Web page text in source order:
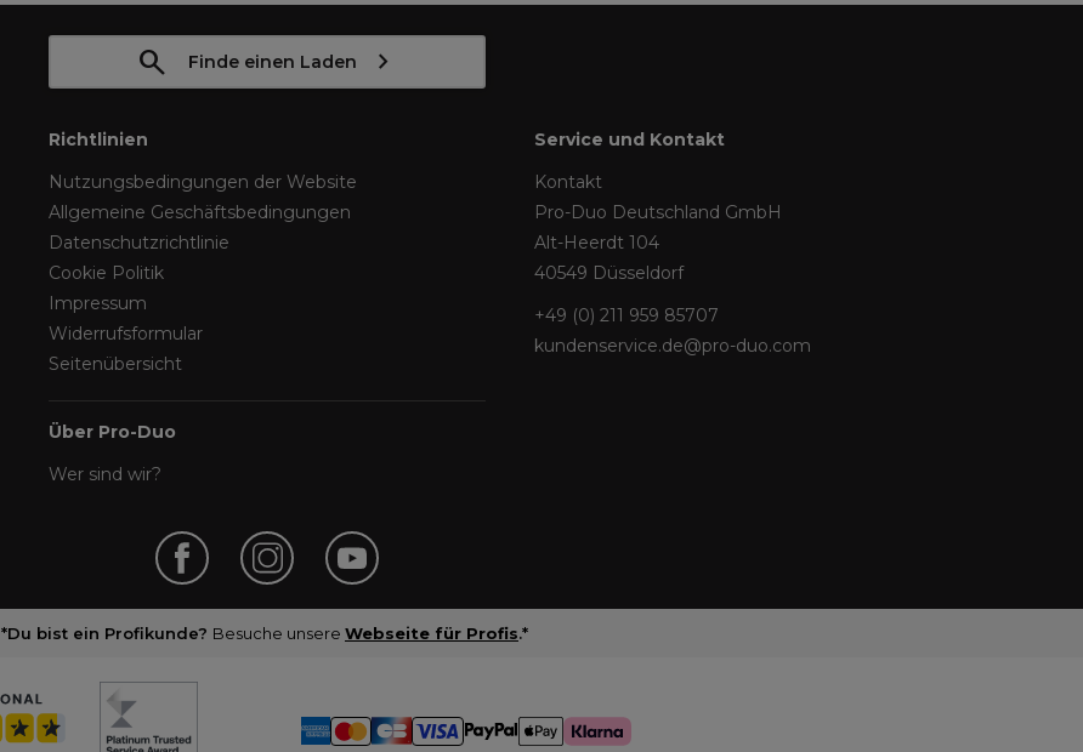
Finde einen Laden
Richtlinien
Nutzungsbedingungen der Website
Allgemeine Geschäftsbedingungen
Datenschutzrichtlinie
Cookie Politik
Impressum
Widerrufsformular
Seitenübersicht
Über Pro-Duo
Wer sind wir?
Service und Kontakt
Kontakt
Pro-Duo Deutschland GmbH
Alt-Heerdt 104
40549 Düsseldorf
+49 (0) 211 959 85707
kundenservice.de@pro-duo.com
*Du bist ein Profikunde? Besuche unsere Webseite für Profis.*